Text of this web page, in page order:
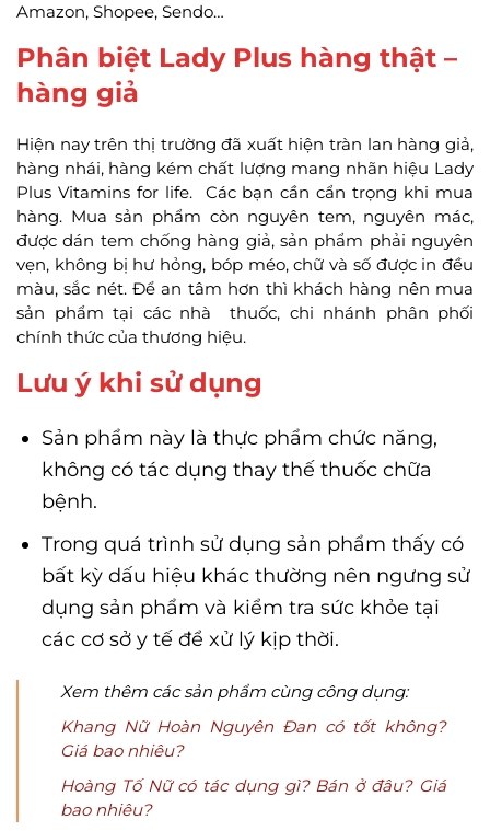
Amazon, Shopee, Sendo…
Phân biệt Lady Plus hàng thật –
hàng giả
Hiện nay trên thị trường đã xuất hiện tràn lan hàng giả,
hàng nhái, hàng kém chất lượng mang nhãn hiệu Lady
Plus Vitamins for life. Các bạn cần cẩn trọng khi mua
hàng. Mua sản phẩm còn nguyên tem, nguyên mác,
được dán tem chống hàng giả, sản phẩm phải nguyên
vẹn, không bị hư hỏng, bóp méo, chữ và số được in đều
màu, sắc nét. Để an tâm hơn thì khách hàng nên mua
sản phẩm tại các nhà thuốc, chi nhánh phân phối
chính thức của thương hiệu.
Lưu ý khi sử dụng
Sản phẩm này là thực phẩm chức năng,
không có tác dụng thay thế thuốc chữa
bệnh.
Trong quá trình sử dụng sản phẩm thấy có
bất kỳ dấu hiệu khác thường nên ngưng sử
dụng sản phẩm và kiểm tra sức khỏe tại
các cơ sở y tế để xử lý kịp thời.
Xem thêm các sản phẩm cùng công dụng:
Khang Nữ Hoàn Nguyên Đan có tốt không?
Giá bao nhiêu?
Hoàng Tố Nữ có tác dụng gì? Bán ở đâu? Giá
bao nhiêu?